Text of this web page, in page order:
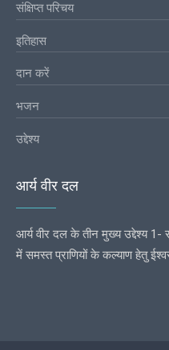
संक्षिप्त परिचय
इतिहास
दान करें
भजन
उद्देश्य
आर्य वीर दल
आर्य वीर दल के तीन मुख्य उद्देश्य 1-
में समस्त प्राणियों के कल्याण हेतु